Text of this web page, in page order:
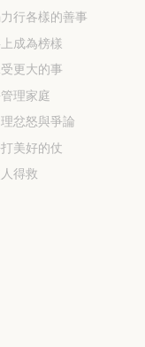
力行各樣的善事
成為榜樣
更大的事
理家庭
理忿怒與爭論
美好的仗
得救